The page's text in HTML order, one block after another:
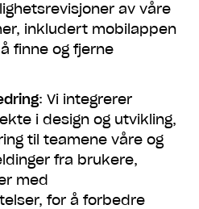
av våre
inkludert mobilappen
finne og fjerne
: Vi integrerer
i design og utvikling,
til teamene våre og
fra brukere,
med
for å forbedre